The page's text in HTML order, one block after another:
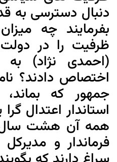
دنبال دسترسی به
بفرمایند چه
ظرفیت را در
(احمدی نژاد)
اختصاص دادند؟
جمهور که
استاندار اعتدال
همه آن هشت سال
فرماندار و